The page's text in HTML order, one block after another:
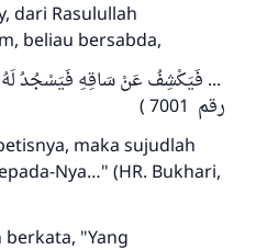
dari Rasulullah
beliau bersabda,
... فَيَكْشِفُ عَنْ سَاقِهِ فَيَسْجُدُ لَهُ
رقم 7001 )
maka sujudlah
Nya…" (HR. Bukhari,
"Yang